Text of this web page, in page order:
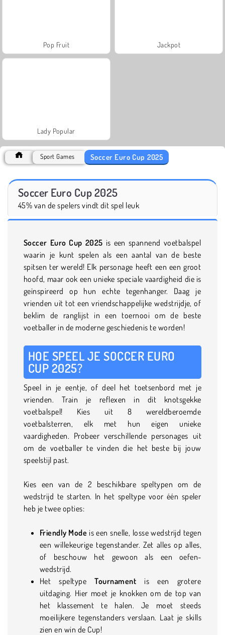
Pop Fruit Jackpot
Lady Popular
Sport Games Soccer Euro Cup 2025
Soccer Euro Cup 2025
45% van de spelers vindt dit spel leuk
Soccer Euro Cup 2025 is een spannend voetbalspel
waarin je kunt spelen als een aantal van de beste
spitsen ter wereld! Elk personage heeft een een groot
hoofd, maar ook een unieke speciale vaardigheid die is
geïnspireerd op hun echte tegenhanger. Daag je
vrienden uit tot een vriendschappelijke wedstrijdje, of
beklim de ranglijst in een toernooi om de beste
voetballer in de moderne geschiedenis te worden!
HOE SPEEL JE SOCCER EURO
CUP 2025?
Speel in je eentje, of deel het toetsenbord met je
vrienden. Train je reflexen in dit knotsgekke
voetbalspel! Kies uit 8 wereldberoemde
voetbalsterren, elk met hun eigen unieke
vaardigheden. Probeer verschillende personages uit
om de voetballer te vinden die het beste bij jouw
speelstijl past.
Kies een van de 2 beschikbare speltypen om de
wedstrijd te starten. In het speltype voor één speler
heb je twee opties:
Friendly Mode is een snelle, losse wedstrijd tegen
een willekeurige tegenstander. Zet alles op alles,
of beschouw het gewoon als een oefen-
wedstrijd.
Het speltypeTournament is een grotere
uitdaging. Hier moet je knokken om de top van
het klassement te halen. Je moet steeds
moeilijkere tegenstanders verslaan. Laat je skills
zien en win de Cup!